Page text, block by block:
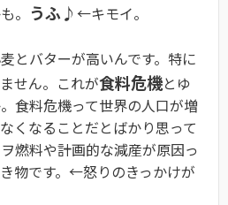
。 うふ♪ ←キモイ。
とバターが高いんです。特に
せん。これが食料危機とゆ
食料危機って世界の人口が増
くなることだとばかり思って
燃料や計画的な減産が原因っ
物です。←怒りのきっかけが